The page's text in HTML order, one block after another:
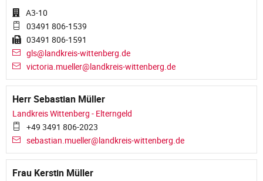
A3-10
03491 806-1539
03491 806-1591
gls@landkreis-wittenberg.de
victoria.mueller@landkreis-wittenberg.de
Herr Sebastian Müller
Landkreis Wittenberg - Elterngeld
+49 3491 806-2023
sebastian.mueller@landkreis-wittenberg.de
Frau Kerstin Müller